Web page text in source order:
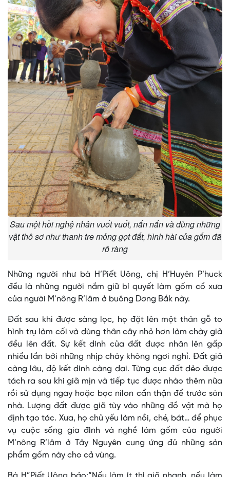
Sau một hồi nghệ nhân vuốt vuốt, nắn nắn và dùng những
vật thô sơ như thanh tre mỏng gọt đất, hình hài của gốm đã
rõ ràng
Những người như bà H’Piết Uông, chị H’Huyên P’huck
đều là những người nắm giữ bí quyết làm gốm cổ xưa
của người M’nông R’lâm ở buông Dơng Bắk này.
Đất sau khi được sàng lọc, họ đặt lên một thân gỗ to
hình trụ làm cối và dùng thân cây nhỏ hơn làm chày giã
đều lên đất. Sự kết dính của đất được nhân lên gấp
nhiều lần bởi những nhịp chày không ngơi nghỉ. Đất giã
càng lâu, độ kết dính càng dai. Từng cục đất dẻo được
tách ra sau khi giã mịn và tiếp tục được nhào thêm nữa
rồi sử dụng ngay hoặc bọc nilon cẩn thận để trước sân
nhà. Lượng đất được giã tùy vào những đồ vật mà họ
định tạo tác. Xưa, họ chủ yếu làm nồi, ché, bát… để phục
vụ cuộc sống gia đình và nghề làm gốm của người
M’nông R’lâm ở Tây Nguyên cung ứng đủ những sản
phẩm gốm này cho cả vùng.